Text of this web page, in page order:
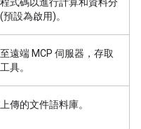
設為啟用)。
遠端 MCP 伺服器，存取
具。
傳的文件語料庫。